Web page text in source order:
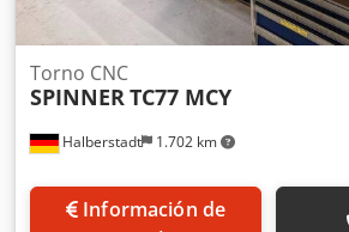
Halberstadt 1.702 km
Torno CNC
SPINNERTC77 MCY
Información de